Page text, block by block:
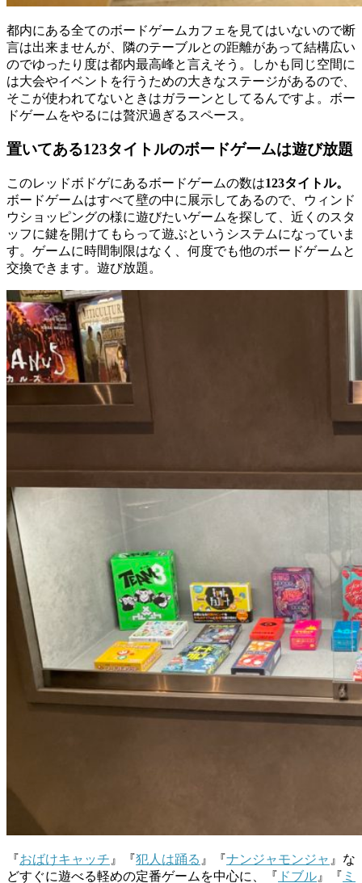
都内にある全てのボードゲームカフェを見てはいないので断
言は出来ませんが、隣のテーブルとの距離があって結構広い
のでゆったり度は都内最高峰と言えそう。しかも同じ空間に
は大会やイベントを行うための大きなステージがあるので、
そこが使われてないときはガラーンとしてるんですよ。ボー
ドゲームをやるには贅沢過ぎるスペース。
置いてある123タイトルのボードゲームは遊び放題
このレッドボドゲにあるボードゲームの数は123タイトル。
ボードゲームはすべて壁の中に展示してあるので、ウィンド
ウショッピングの様に遊びたいゲームを探して、近くのスタ
ッフに鍵を開けてもらって遊ぶというシステムになっていま
す。 ゲームに時間制限はなく、何度でも他のボードゲームと
交換できます。遊び放題。
『おばけキャッチ 』『犯人は踊る 』『ナンジャモンジャ 』な
どすぐに遊べる軽めの定番ゲームを中心に、『 ドブル 』『 ミ